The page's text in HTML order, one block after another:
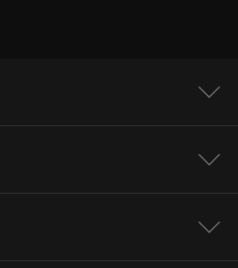
the Legion
laptop gives you